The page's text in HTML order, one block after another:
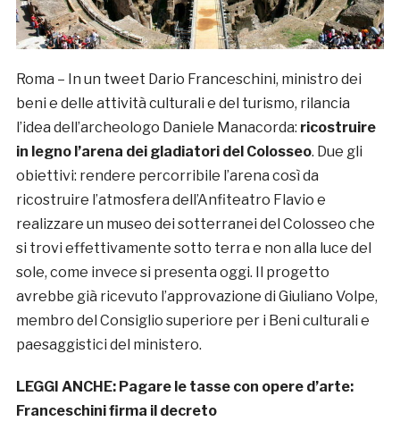
Roma – In un tweet Dario Franceschini, ministro dei
beni e delle attività culturali e del turismo, rilancia
l’idea dell’archeologo Daniele Manacorda: ricostruire
in legno l’arena dei gladiatori del Colosseo. Due gli
obiettivi: rendere percorribile l’arena così da
ricostruire l’atmosfera dell’Anfiteatro Flavio e
realizzare un museo dei sotterranei del Colosseo che
si trovi effettivamente sotto terra e non alla luce del
sole, come invece si presenta oggi. Il progetto
avrebbe già ricevuto l’approvazione di Giuliano Volpe,
membro del Consiglio superiore per i Beni culturali e
paesaggistici del ministero.
LEGGI ANCHE:Pagare le tasse con opere d’arte:
Franceschini firma il decreto